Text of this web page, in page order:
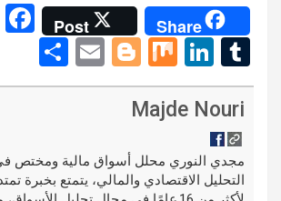
Share
Post
T
u
m
bl
r
Li
n
ke
n
M
ix
Bl
o
er
E
m
h
Majde Nouri
مجدي النوري محلل أسواق مالية ومختص
التحليل الاقتصادي والمالي، يتمتع بخبرة